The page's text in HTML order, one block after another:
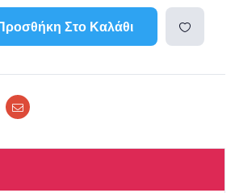
Στο Καλάθι
Email